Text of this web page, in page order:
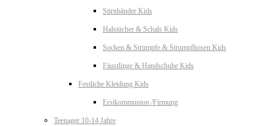
Stirnbänder Kids
Halstücher & Schals Kids
Socken & Strümpfe & Strumpfhosen Kids
Fäustlinge & Handschuhe Kids
Festliche Kleidung Kids
Erstkommunion /Firmung
Teenager 10-14 Jahre